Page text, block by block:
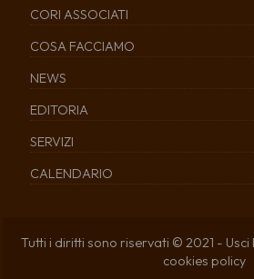
CORI ASSOCIATI
COSA FACCIAMO
NEWS
EDITORIA
SERVIZI
CALENDARIO
Tutti i diritti sono riservati © 2021 - Usci
cookies policy